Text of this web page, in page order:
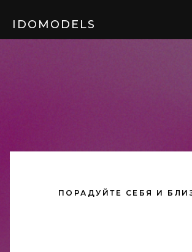
IDOMODELS
ПОРАДУЙТЕ СЕБЯ И